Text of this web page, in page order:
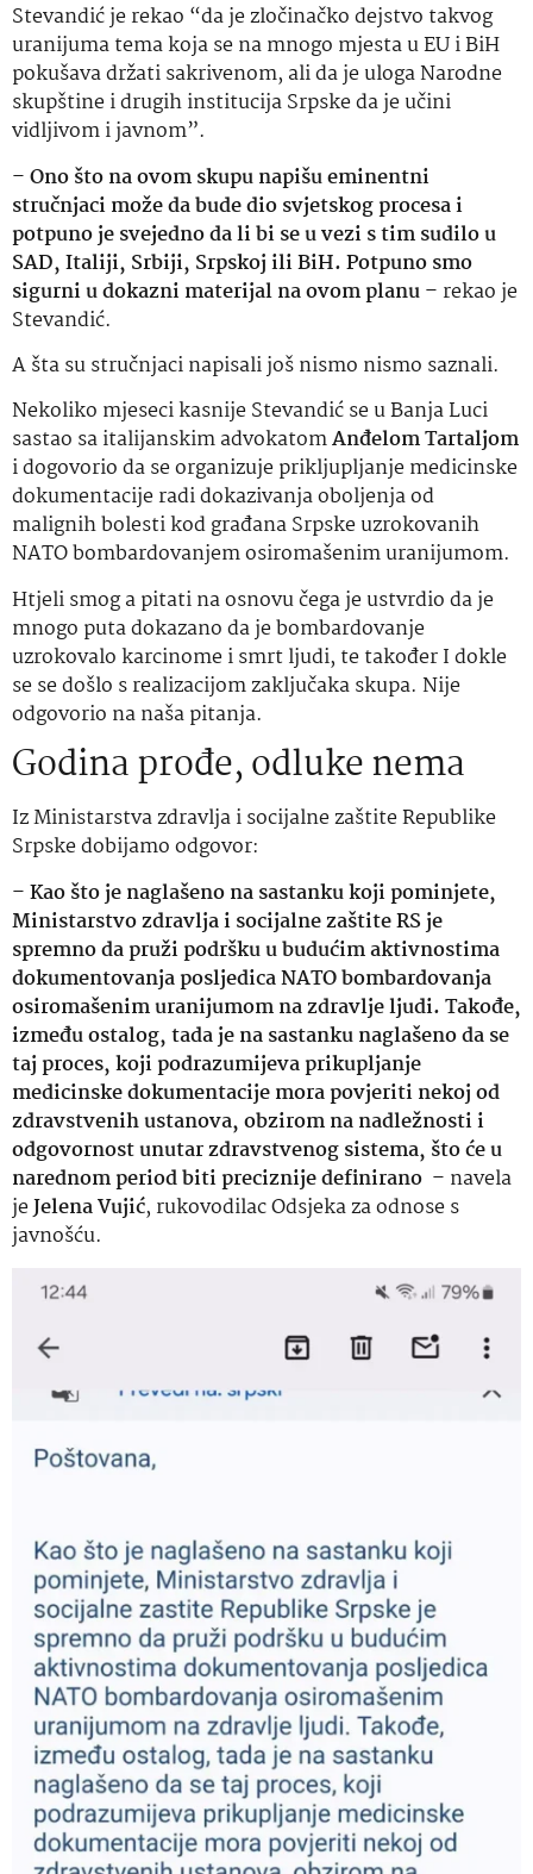
Stevandić je rekao “da je zločinačko dejstvo takvog
uranijuma tema koja se na mnogo mjesta u EU i BiH
pokušava držati sakrivenom, ali da je uloga Narodne
skupštine i drugih institucija Srpske da je učini
vidljivom i javnom”.
–Ono što na ovom skupu napišu eminentni
stručnjaci može da bude dio svjetskog procesa i
potpuno je svejedno da li bi se u vezi s tim sudilo u
SAD, Italiji, Srbiji, Srpskoj ili BiH. Potpuno smo
sigurni u dokazni materijal na ovom planu– rekao je
Stevandić.
A šta su stručnjaci napisali još nismo nismo saznali.
Nekoliko mjeseci kasnije Stevandić se u Banja Luci
sastao sa italijanskim advokatomAnđelom Tartaljom
i dogovorio da se organizuje prikljupljanje medicinske
dokumentacije radi dokazivanja oboljenja od
malignih bolesti kod građana Srpske uzrokovanih
NATO bombardovanjem osiromašenim uranijumom.
Htjeli smog a pitati na osnovu čega je ustvrdio da je
mnogo puta dokazano da je bombardovanje
uzrokovalo karcinome i smrt ljudi, te također I dokle
se se došlo s realizacijom zaključaka skupa. Nije
odgovorio na naša pitanja.
Godina prođe, odluke nema
Iz Ministarstva zdravlja i socijalne zaštite Republike
Srpske dobijamo odgovor:
–Kao što je naglašeno na sastanku koji pominjete,
Ministarstvo zdravlja i socijalne zaštite RS je
spremno da pruži podršku u budućim aktivnostima
dokumentovanja posljedica NATO bombardovanja
osiromašenim uranijumom na zdravlje ljudi. Takođe,
između ostalog, tada je na sastanku naglašeno da se
taj proces, koji podrazumijeva prikupljanje
medicinske dokumentacije mora povjeriti nekoj od
zdravstvenih ustanova, obzirom na nadležnosti i
odgovornost unutar zdravstvenog sistema, što će u
narednom period biti preciznije definirano – navela
jeJelena Vujić, rukovodilac Odsjeka za odnose s
javnošću.